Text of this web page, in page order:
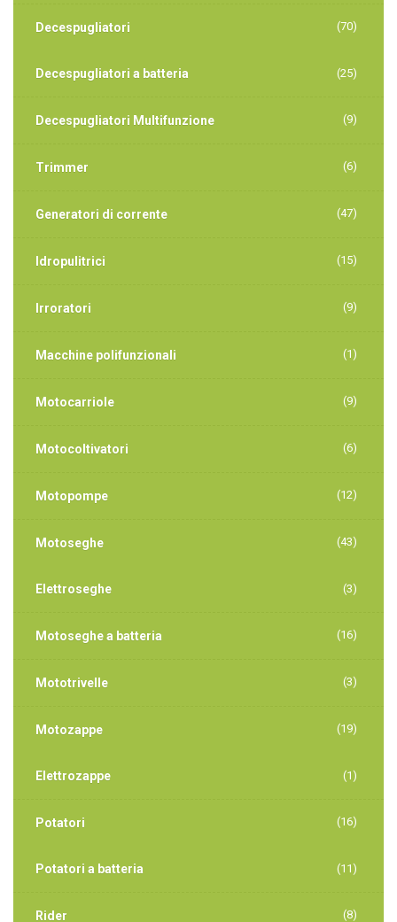
Decespugliatori (70)
Decespugliatori a batteria (25)
Decespugliatori Multifunzione (9)
Trimmer (6)
Generatori di corrente (47)
Idropulitrici (15)
Irroratori (9)
Macchine polifunzionali (1)
Motocarriole (9)
Motocoltivatori (6)
Motopompe (12)
Motoseghe (43)
Elettroseghe (3)
Motoseghe a batteria (16)
Mototrivelle (3)
Motozappe (19)
Elettrozappe (1)
Potatori (16)
Potatori a batteria (11)
Rider (8)